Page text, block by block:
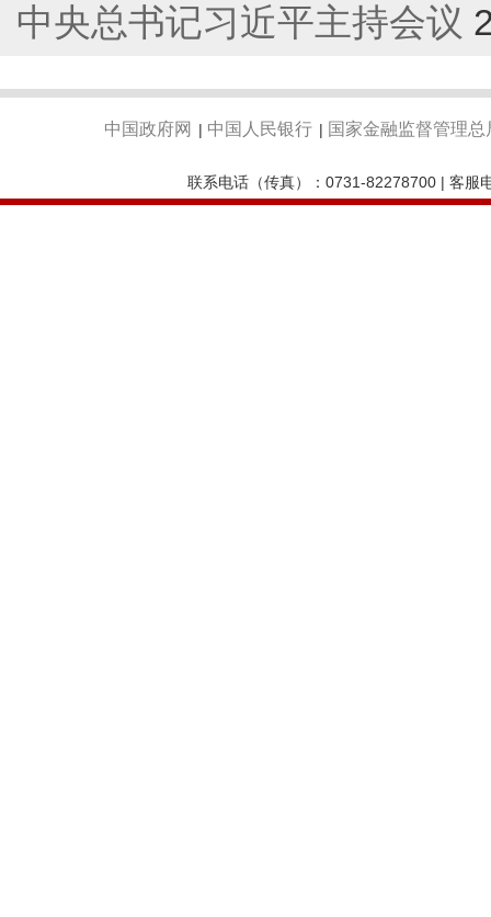
中央总书记习近平主持会议
中国政府网 | 中国人民银行 | 国家金融监督管理总
联系电话（传真）：0731-82278700 | 客服